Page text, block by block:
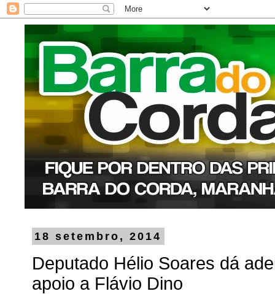
18 setembro, 2014
Deputado Hélio Soares dá
apoio a Flávio Dino